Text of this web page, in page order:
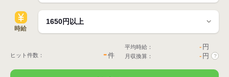
時給
ヒット件数： -件
平均時給： - 円
月収換算： - 円 ?